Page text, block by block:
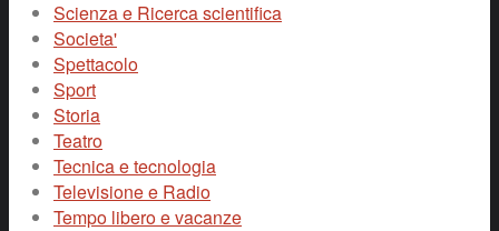
Scienza e Ricerca scientifica
Societa'
Spettacolo
Sport
Storia
Teatro
Tecnica e tecnologia
Televisione e Radio
Tempo libero e vacanze